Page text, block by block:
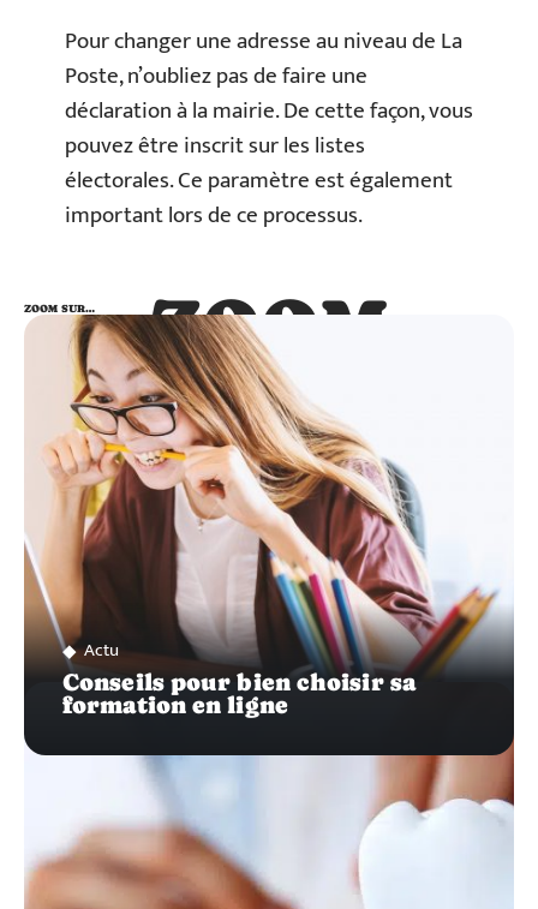
Pour changer une adresse au niveau de La
Poste, n’oubliez pas de faire une
déclaration à la mairie. De cette façon, vous
pouvez être inscrit sur les listes
électorales. Ce paramètre est également
important lors de ce processus.
ZOOM
SUR…
ZOOM SUR…
Actu
Conseils pour bien choisir sa
formation en ligne